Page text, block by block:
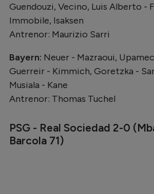
Guendouzi, Vecino, Luis Alberto -
Immobile, Isaksen
Antrenor: Maurizio Sarri
Bayern: Neuer - Mazraoui,
Guerreir - Kimmich, Goretzka -
Musiala - Kane
Antrenor: Thomas Tuchel
PSG - Real Sociedad 2-0
Barcola 71)